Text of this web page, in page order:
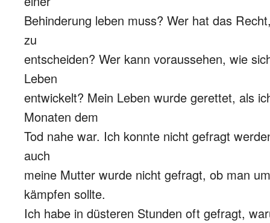
Behinderung leben muss? Wer hat das
zu
entscheiden? Wer kann voraussehen, wie
Leben
entwickelt? Mein Leben wurde gerettet, als
Monaten dem
Tod nahe war. Ich konnte nicht gefragt
auch
meine Mutter wurde nicht gefragt, ob man
kämpfen sollte.
Ich habe in düsteren Stunden oft gefragt,